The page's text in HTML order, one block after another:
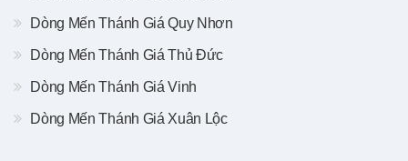
Dòng Mến Thánh Giá Quy Nhơn
Dòng Mến Thánh Giá Thủ Đức
Dòng Mến Thánh Giá Vinh
Dòng Mến Thánh Giá Xuân Lộc